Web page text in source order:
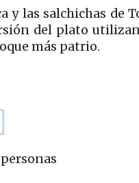
y las salchichas de
del plato
más patrio.